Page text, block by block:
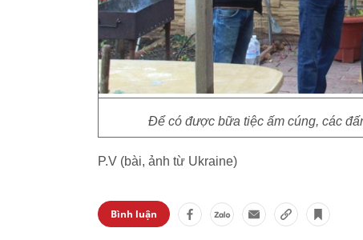
Để có được bữa tiệc ấm cúng, các
P.V (bài, ảnh từ Ukraine)
Bình luận